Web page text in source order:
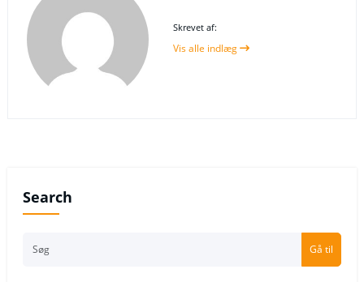
Skrevet af:
Vis alle indlæg
Search
Gå til